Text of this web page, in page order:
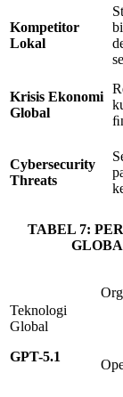
Kompetitor
Lokal
Krisis Ekonomi
Global
Cybersecurity
Threats
TABEL 7:
Teknologi
Global
GPT-5.1